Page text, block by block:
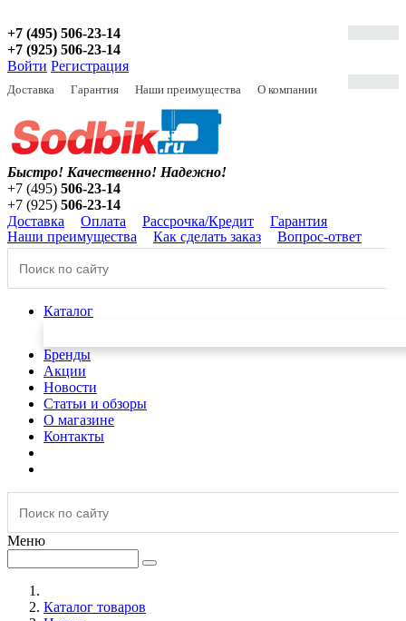
+7 (495) 506-23-14
+7 (925) 506-23-14
Войти Регистрация
Доставка Гарантия Наши преимущества О компании
Быстро! Качественно! Надежно!
+7 (495) 506-23-14
+7 (925) 506-23-14
Доставка
Оплата Рассрочка/Кредит
Гарантия
Наши преимущества
Как сделать заказ Вопрос-ответ
Каталог
Бренды
Акции
Новости
Статьи и обзоры
О магазине
Контакты
Меню
Каталог товаров